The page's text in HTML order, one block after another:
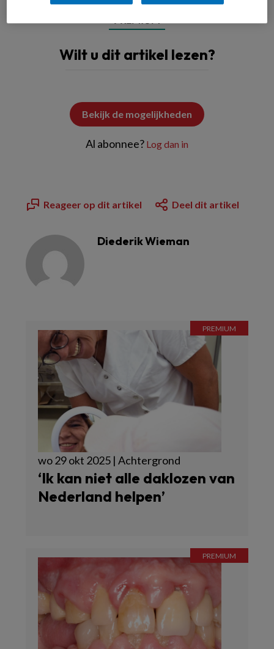
Wilt u dit artikel lezen?
Bekijk de mogelijkheden
Al abonnee? Log dan in
Reageer op dit artikel Deel dit artikel
Diederik Wieman
wo 29 okt 2025 | Achtergrond
‘Ik kan niet alle daklozen van
Nederland helpen’